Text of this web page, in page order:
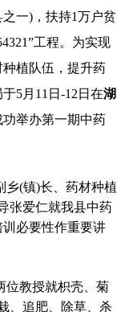
一)，扶持1万户贫
工程。为实现
植队伍，提升药
5月11日-12日在湖
举办第一期中药
乡(镇)长、药材种植
张爱仁就我县中药
必要性作重要讲
位教授就枳壳、菊
、追肥、除草、杀